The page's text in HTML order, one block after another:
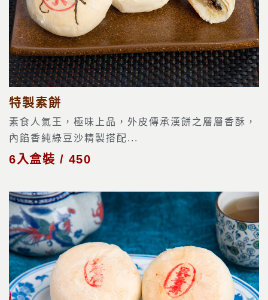
特製素餅
素食人氣王，極味上品，外皮傳承漢餅之層層香酥，
內餡香純綠豆沙精製搭配...
6入盒裝 / 450